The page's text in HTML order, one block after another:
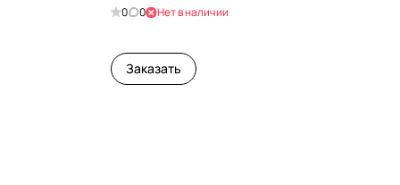
0 0 Нет в наличии
Заказать